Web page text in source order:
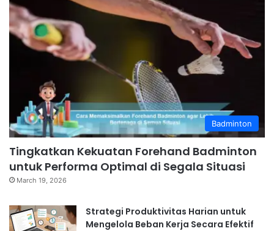
Badminton
Tingkatkan Kekuatan Forehand Badminton
untuk Performa Optimal di Segala Situasi
March 19, 2026
Strategi Produktivitas Harian untuk
Mengelola Beban Kerja Secara Efektif